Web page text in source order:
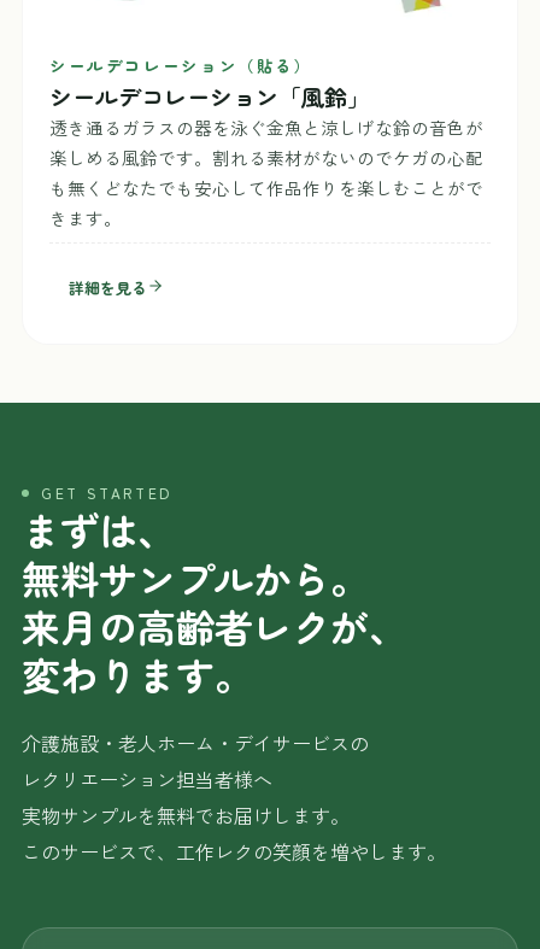
シールデコレーション（貼る）
シールデコレーション「風鈴」
透き通るガラスの器を泳ぐ金魚と涼しげな鈴の音色が
楽しめる風鈴です。割れる素材がないのでケガの心配
も無くどなたでも安心して作品作りを楽しむことがで
きます。
詳細を見る
GET STARTED
まずは、
無料サンプルから。
来月の高齢者レクが、
変わります。
介護施設・老人ホーム・デイサービスの
レクリエーション担当者様へ
実物サンプルを無料でお届けします。
このサービスで、工作レクの笑顔を増やします。